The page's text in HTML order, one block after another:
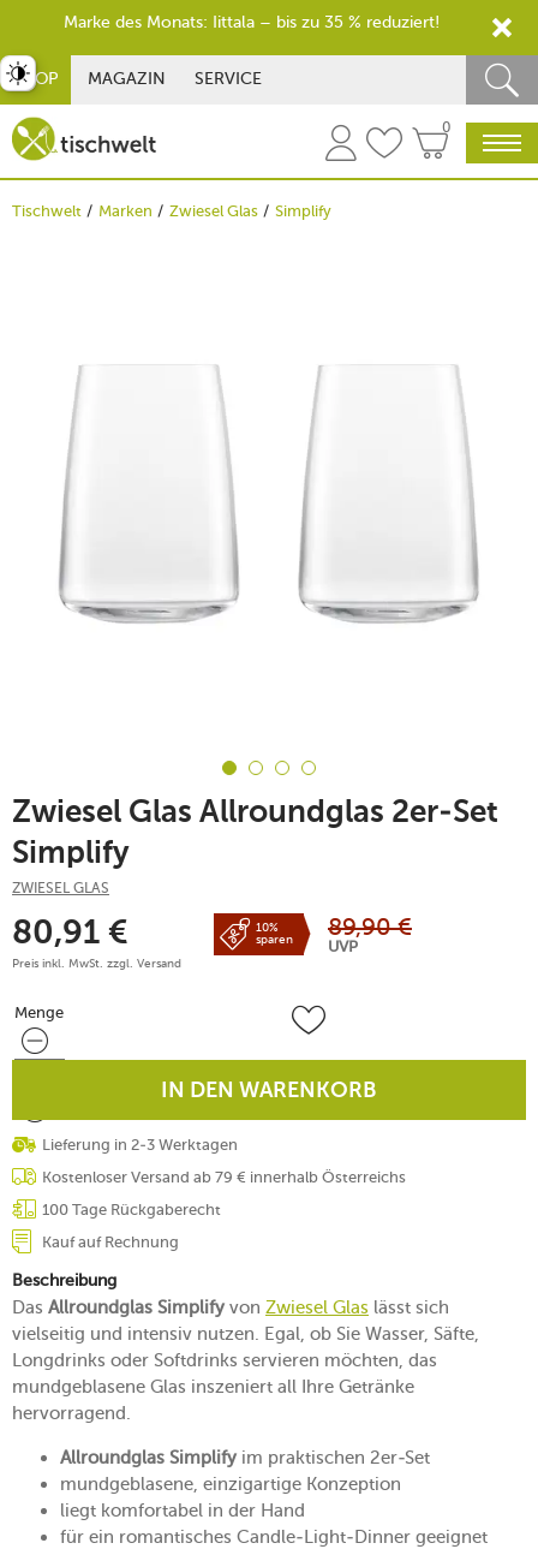
SHOP MAGAZIN SERVICE
0
Tischwelt Marken Zwiesel Glas Simplify
Zwiesel Glas Allroundglas 2er-Set
Simplify
ZWIESEL GLAS
80,91 €
Preis inkl. MwSt. zzgl. Versand
10%
sparen
89,90 €
UVP
Menge
Menge
IN DEN WARENKORB
Lieferung in 2-3 Werktagen
Kostenloser Versand ab 79 € innerhalb Österreichs
100 Tage Rückgaberecht
Kauf auf Rechnung
Beschreibung
Das Allroundglas Simplify von Zwiesel Glas lässt sich
vielseitig und intensiv nutzen. Egal, ob Sie Wasser, Säfte,
Longdrinks oder Softdrinks servieren möchten, das
mundgeblasene Glas inszeniert all Ihre Getränke
hervorragend.
Allroundglas Simplify im praktischen 2er-Set
mundgeblasene, einzigartige Konzeption
liegt komfortabel in der Hand
für ein romantisches Candle-Light-Dinner geeignet
umschalten
Marke des Monats: Iittala – bis zu 35 % reduziert!